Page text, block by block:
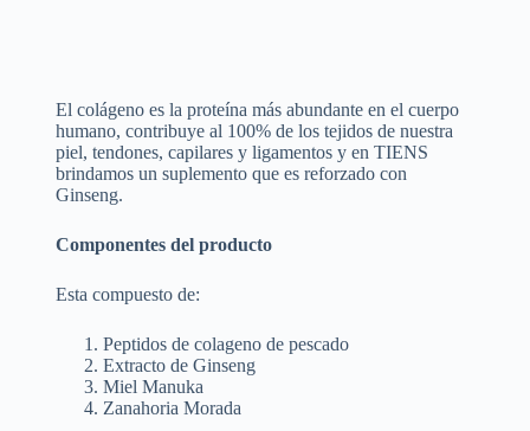
El colágeno es la proteína más abundante en el cuerpo
humano, contribuye al 100% de los tejidos de nuestra
piel, tendones, capilares y ligamentos y en TIENS
brindamos un suplemento que es reforzado con
Ginseng.
Componentes del producto
Esta compuesto de:
Peptidos de colageno de pescado
Extracto de Ginseng
Miel Manuka
Zanahoria Morada